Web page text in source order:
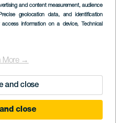
and content measurement, audience
geolocation data, and identification
information on a device, Technical
More →
and close
close